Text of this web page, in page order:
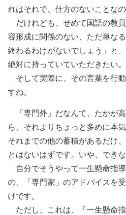
れはそれで、仕方のないことな
だけれども、せめて国語の教
容形成に関係のない、ただ単な
終わるわけがないでしょう」と
絶対に持っていていただきたい。
そして実際に、その言葉を行
すね。
「専門外」だなんて、たかが
ら、それよりちょっと多めに本
それまでの他の蓄積があるだけ
とはないはずです。いや、でき
自分でそうやって一生懸命指
の、「専門家」のアドバイスを
けです。
ただし、これは、「一生懸命